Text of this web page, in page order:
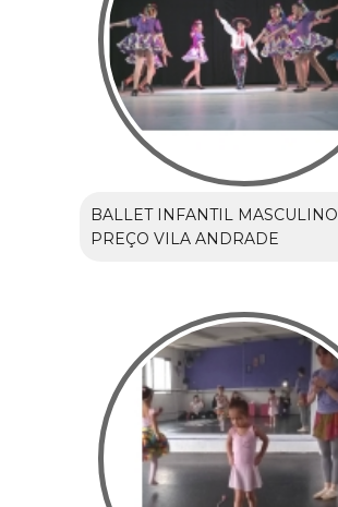
BALLET INFANTIL MASCULINO
PREÇO VILA ANDRADE